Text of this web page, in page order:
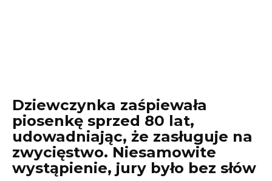
Dziewczynka zaśpiewała
piosenkę sprzed 80 lat,
udowadniając, że zasługuje na
zwycięstwo. Niesamowite
wystąpienie, jury było bez słów